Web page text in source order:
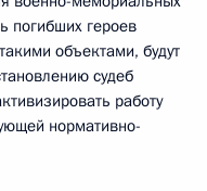
погибших героев
объектами, будут
судеб
работу
нормативно-